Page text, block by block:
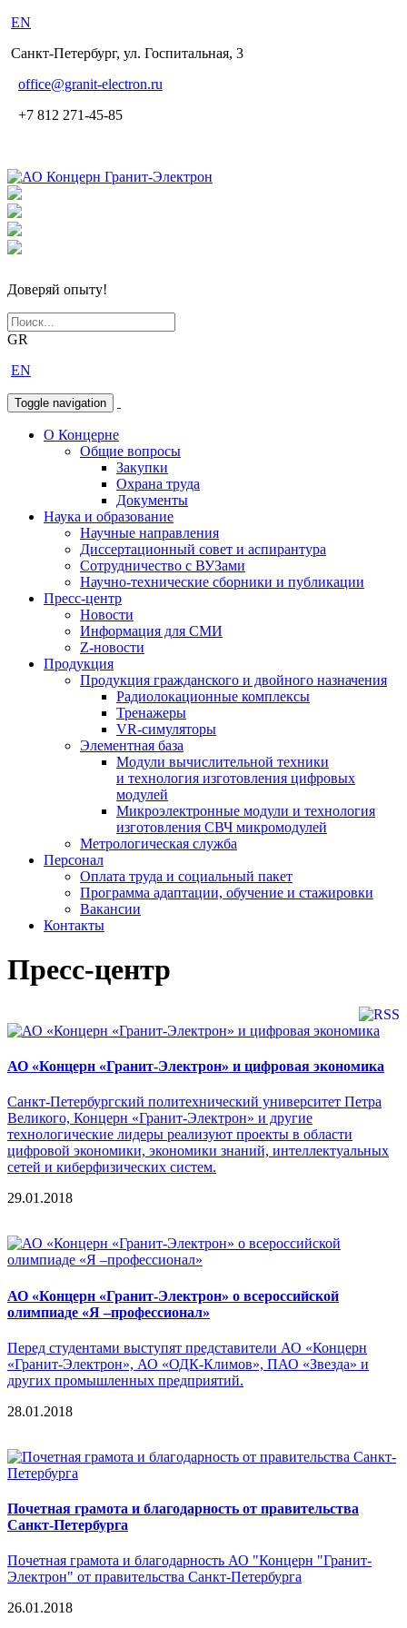
EN
Санкт-Петербург, ул. Госпитальная, 3
office@granit-electron.ru
+7 812 271-45-85
Доверяй опыту!
GR
EN
Toggle navigation
О Концерне
Общие вопросы
Закупки
Охрана труда
Документы
Наука и образование
Научные направления
Диссертационный совет и аспирантура
Сотрудничество с ВУЗами
Научно-технические сборники и публикации
Пресс-центр
Новости
Информация для СМИ
Z-новости
Продукция
Продукция гражданского и двойного назначения
Радиолокационные комплексы
Тренажеры
VR-симуляторы
Элементная база
Модули вычислительной техники
и технология изготовления цифровых
модулей
Микроэлектронные модули и технология
изготовления СВЧ микромодулей
Метрологическая служба
Персонал
Оплата труда и социальный пакет
Программа адаптации, обучение и стажировки
Вакансии
Контакты
Пресс-центр
АО «Концерн «Гранит-Электрон» и цифровая экономика
Санкт-Петербургский политехнический университет Петра
Великого, Концерн «Гранит-Электрон» и другие
технологические лидеры реализуют проекты в области
цифровой экономики, экономики знаний, интеллектуальных
сетей и киберфизических систем.
29.01.2018
АО «Концерн «Гранит-Электрон» о всероссийской
олимпиаде «Я –профессионал»
Перед студентами выступят представители АО «Концерн
«Гранит-Электрон», АО «ОДК-Климов», ПАО «Звезда» и
других промышленных предприятий.
28.01.2018
Почетная грамота и благодарность от правительства
Санкт-Петербурга
Почетная грамота и благодарность АО "Концерн "Гранит-
Электрон" от правительства Санкт-Петербурга
26.01.2018